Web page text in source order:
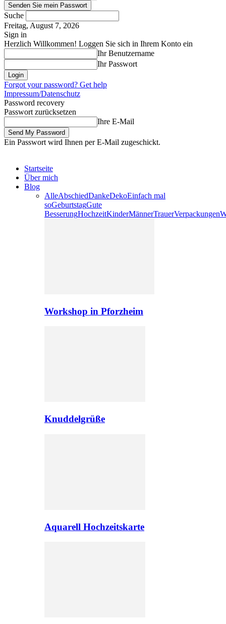
Suche
Freitag, August 7, 2026
Sign in
Herzlich Willkommen! Loggen Sie sich in Ihrem Konto ein
Ihr Benutzername
Ihr Passwort
Forgot your password? Get help
Impressum/Datenschutz
Password recovery
Passwort zurücksetzen
Ihre E-Mail
Ein Passwort wird Ihnen per E-Mail zugeschickt.
Startseite
Über mich
Blog
AlleAbschiedDankeDekoEinfach mal
soGeburtstagGute
BesserungHochzeitKinderMännerTrauerVerpackungen
Workshop in Pforzheim
Knuddelgrüße
Aquarell Hochzeitskarte